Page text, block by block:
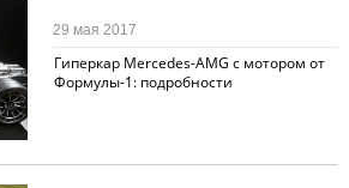
Гиперкар Mercedes-AMG с мотором от
Формулы-1: подробности
29 мая 2017